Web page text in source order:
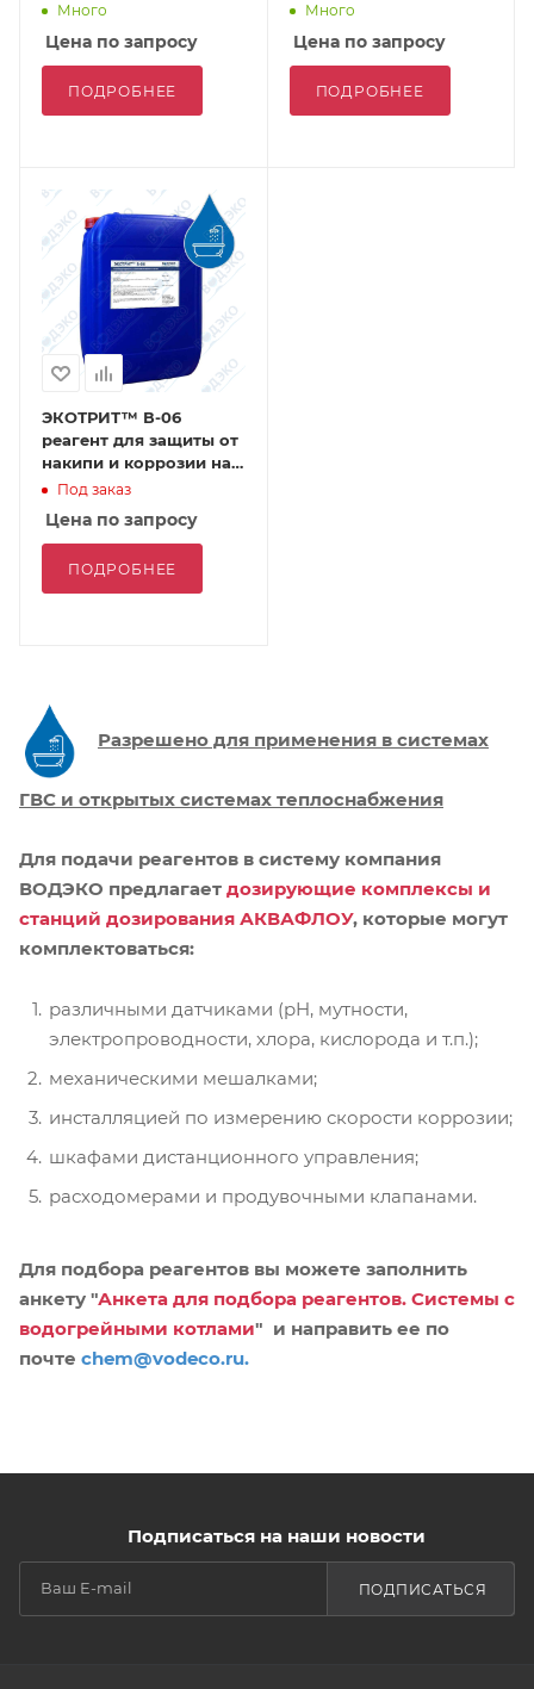
Много
Цена по запросу
ПОДРОБНЕЕ
Много
Цена по запросу
ПОДРОБНЕЕ
ЭКОТРИТ™ В-06
реагент для защиты от
накипи и коррозии на
основе
Под заказ
Цена по запросу
ПОДРОБНЕЕ
Разрешено для применения в системах
ГВС и открытых системах теплоснабжения
Для подачи реагентов в систему компания
ВОДЭКО предлагает дозирующие комплексы и
станций дозирования АКВАФЛОУ, которые могут
комплектоваться:
различными датчиками (pH, мутности,
электропроводности, хлора, кислорода и т.п.);
механическими мешалками;
инсталляцией по измерению скорости коррозии;
шкафами дистанционного управления;
расходомерами и продувочными клапанами.
Для подбора реагентов вы можете заполнить
анкету "Анкета для подбора реагентов. Системы с
водогрейными котлами" и направить ее по
почте chem@vodeco.ru.
Подписаться на наши новости
ПОДПИСАТЬСЯ